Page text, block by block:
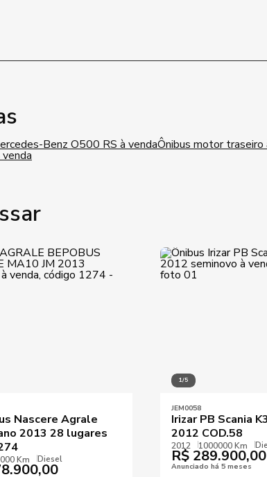
Benz O500 RS à vendaÔnibus motor traseiro
Nascere Agrale
2013 28 lugares
Km Diesel
1/5
JEM0058
Irizar PB Scania
2012 COD.58
2012 1000000 Km
R$ 289.900,00
Anunciado há 5 meses